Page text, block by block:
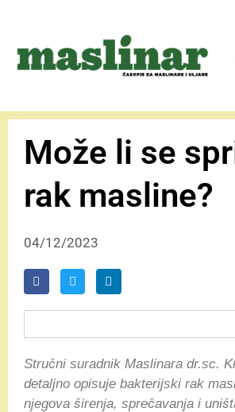
Može li se
rak masline?
04/12/2023
Stručni suradnik Maslinara dr.sc.
detaljno opisuje bakterijski rak
njegova širenja, sprečavanja i